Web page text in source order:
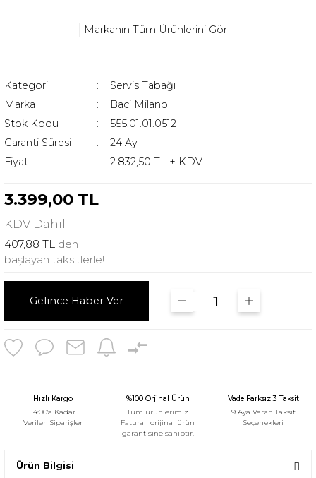
Markanın Tüm Ürünlerini Gör
Kategori
Servis Tabağı
Marka
Baci Milano
Stok Kodu
555.01.01.0512
Garanti Süresi
24 Ay
Fiyat
2.832,50 TL + KDV
3.399,00 TL
KDV Dahil
407,88 TL den
başlayan taksitlerle!
Gelince Haber Ver
Hızlı Kargo
14:00'a Kadar
Verilen Siparişler
%100 Orjinal Ürün
Tüm ürünlerimiz
Faturalı orijinal ürün
garantisine sahiptir.
Vade Farksız 3 Taksit
9 Aya Varan Taksit
Seçenekleri
Ürün Bilgisi